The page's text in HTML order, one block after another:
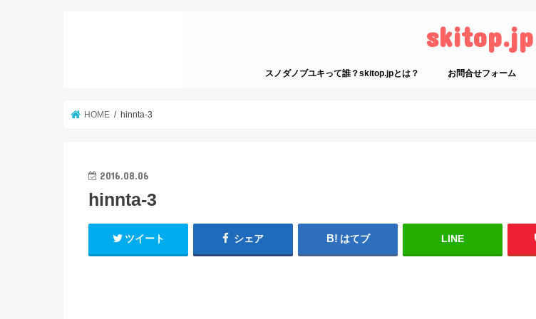
skitop.jp
スノダノブユキって誰？skitop.jpとは？ お問合せフォーム
HOME hinnta-3
2016.08.06
hinnta-3
ツイート シェア はてブ LINE